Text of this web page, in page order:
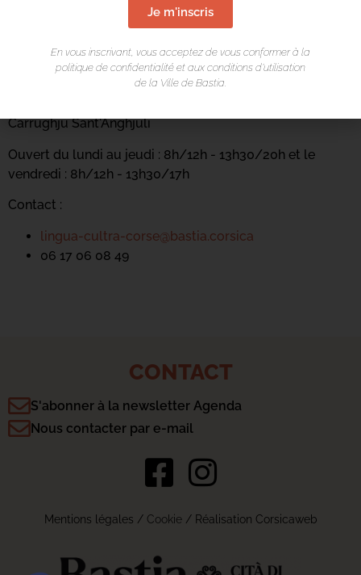
LIEU DE L'ÉVÉNEMENT
Carrughju Sant'Anghjuli
Ouvert du lundi au jeudi : 8h/12h - 13h30/20h et le
vendredi : 8h/12h - 13h30/17h
Contact :
lingua-cultra-corse@bastia.corsica
06 17 06 08 49
CONTACT
S'abonner à la newsletter Agenda
Nous contacter par e-mail
Mentions légales / Cookie/ Réalisation Corsicaweb
Je m'inscris
En vous inscrivant, vous acceptez de vous conformer à la
politique de confidentialité et aux conditions d’utilisation
de la Ville de Bastia.